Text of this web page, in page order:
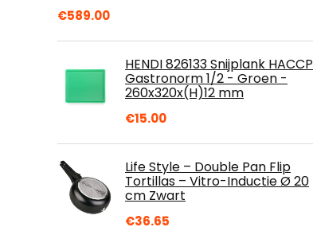
€589.00
HENDI 826133 Snijplank HACCP
Gastronorm 1/2 - Groen -
260x320x(H)12 mm
€15.00
Life Style – Double Pan Flip
Tortillas – Vitro-Inductie Ø 20
cm Zwart
€36.65